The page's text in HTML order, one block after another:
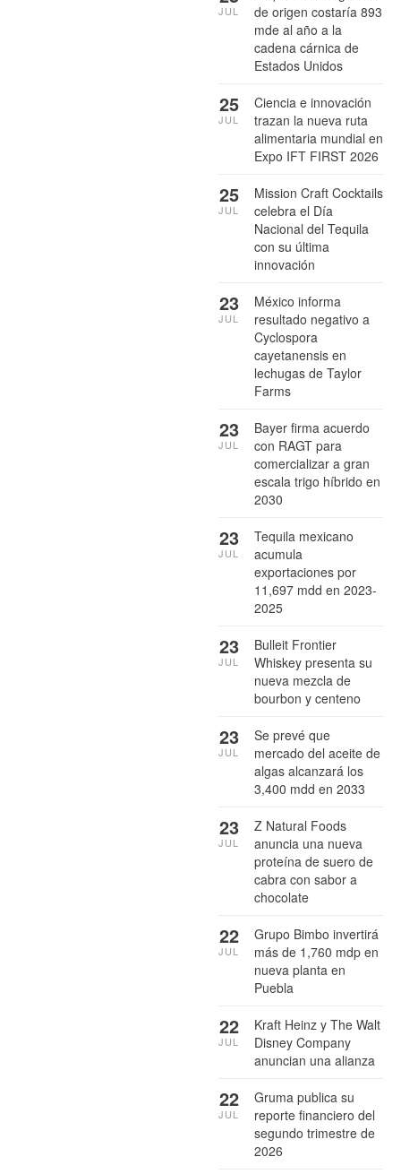
de origen costaría 893
mde al año a la
cadena cárnica de
Estados Unidos
JUL
Ciencia e innovación
trazan la nueva ruta
alimentaria mundial en
Expo IFT FIRST 2026
25
JUL
Mission Craft Cocktails
celebra el Día
Nacional del Tequila
con su última
innovación
25
JUL
México informa
resultado negativo a
Cyclospora
cayetanensis en
lechugas de Taylor
Farms
23
JUL
Bayer firma acuerdo
con RAGT para
comercializar a gran
escala trigo híbrido en
2030
23
JUL
Tequila mexicano
acumula
exportaciones por
11,697 mdd en 2023-
2025
23
JUL
Bulleit Frontier
Whiskey presenta su
nueva mezcla de
bourbon y centeno
23
JUL
Se prevé que
mercado del aceite de
algas alcanzará los
3,400 mdd en 2033
23
JUL
Z Natural Foods
anuncia una nueva
proteína de suero de
cabra con sabor a
chocolate
23
JUL
Grupo Bimbo invertirá
más de 1,760 mdp en
nueva planta en
Puebla
22
JUL
Kraft Heinz y The Walt
Disney Company
anuncian una alianza
22
JUL
Gruma publica su
reporte financiero del
segundo trimestre de
2026
22
JUL